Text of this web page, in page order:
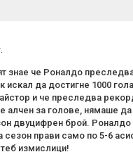
знае че Роналдо
искал да достигне 1000
и че преследва
алчен за голове, нямаше да
двуцифрен брой. Роналдо
сезон прави само по 5-6
измислици!